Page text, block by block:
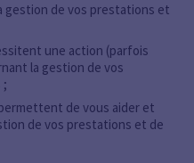
gestion de vos prestations et
une action (parfois
la gestion de vos
;
de vous aider et
de vos prestations et de